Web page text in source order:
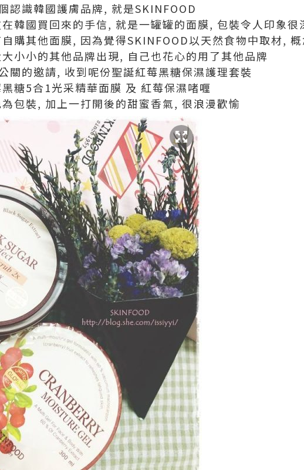
認識韓國護膚品牌, 就是SKINFOOD
韓國買回來的手信, 就是一罐罐的面膜, 包裝令人印象很
購其他面膜, 因為覺得SKINFOOD以天然食物中取材,
小小的其他品牌出現, 自己也花心的用了其他品牌
關的邀請, 收到呢份聖誕紅莓黑糖保濕護理套裝
糖5合1光采精華面膜 及 紅莓保濕啫喱
包裝, 加上一打開後的甜蜜香氣, 很浪漫歡愉